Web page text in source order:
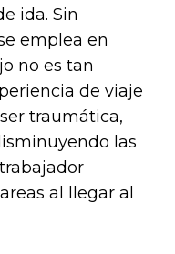
ida. Sin
emplea en
no es tan
de viaje
traumática,
las
al llegar al